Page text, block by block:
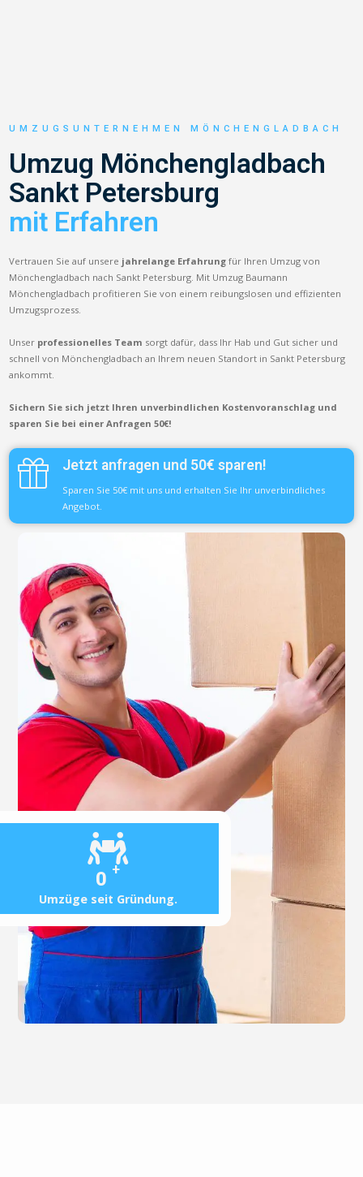
0 +
Umzüge seit Gründung.
UMZUGSUNTERNEHMEN MÖNCHENGLADBACH
Umzug Mönchengladbach
Sankt Petersburg
mit Erfahren
Vertrauen Sie auf unsere jahrelange Erfahrung für Ihren Umzug von
Mönchengladbach nach Sankt Petersburg. Mit Umzug Baumann
Mönchengladbach profitieren Sie von einem reibungslosen und effizienten
Umzugsprozess.
Unser professionelles Team sorgt dafür, dass Ihr Hab und Gut sicher und
schnell von Mönchengladbach an Ihrem neuen Standort in Sankt Petersburg
ankommt.
Sichern Sie sich jetzt Ihren unverbindlichen Kostenvoranschlag und
sparen Sie bei einer Anfragen 50€!
Jetzt anfragen und 50€ sparen!
Sparen Sie 50€ mit uns und erhalten Sie Ihr unverbindliches
Angebot.